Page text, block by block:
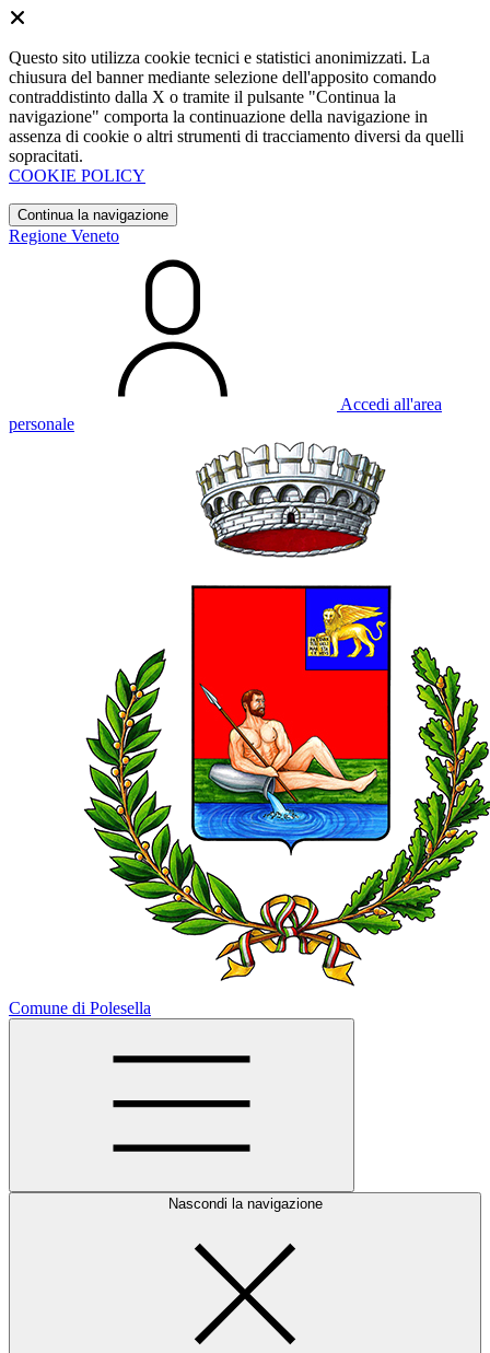
Questo sito utilizza cookie tecnici e statistici anonimizzati. La
chiusura del banner mediante selezione dell'apposito comando
contraddistinto dalla X o tramite il pulsante "Continua la
navigazione" comporta la continuazione della navigazione in
assenza di cookie o altri strumenti di tracciamento diversi da quelli
sopracitati.
COOKIE POLICY
Continua la navigazione
Regione Veneto
Accedi all'area
personale
Comune di Polesella
Nascondi la navigazione